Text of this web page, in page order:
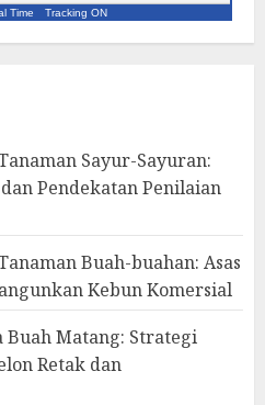
Time Tracking ON
Sayur-Sayuran:
Pendekatan Penilaian
Buah-buahan: Asas
Kebun Komersial
Matang: Strategi
Retak dan